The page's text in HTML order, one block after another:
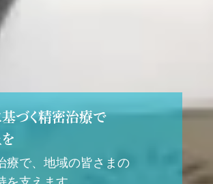
づく精密治療で
療で、地域の皆さまの